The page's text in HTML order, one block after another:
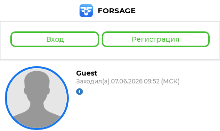
FORSAGE
Вход Регистрация
Guest
Заходил(а) 07.06.2026 09:52 (МСК)